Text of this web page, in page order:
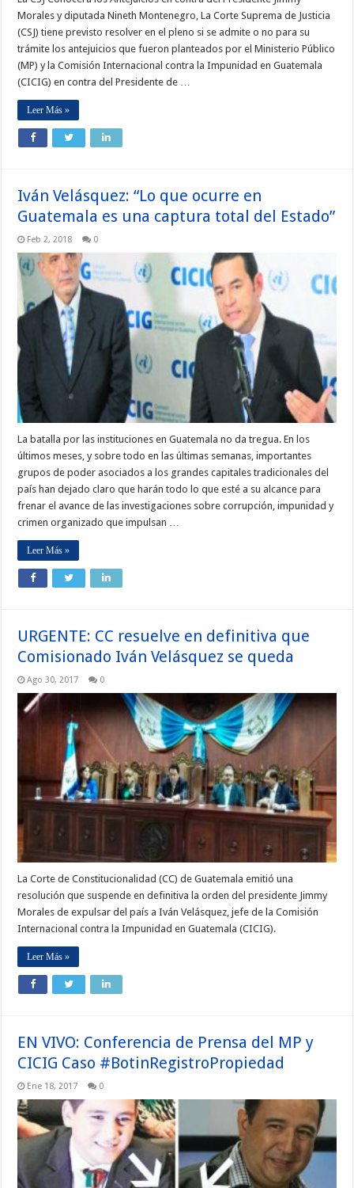
Morales y diputada Nineth Montenegro, La Corte Suprema de Justicia
(CSJ) tiene previsto resolver en el pleno si se admite o no para su
trámite los antejuicios que fueron planteados por el Ministerio Público
(MP) y la Comisión Internacional contra la Impunidad en Guatemala
(CICIG) en contra del Presidente de …
Leer Más »
Iván Velásquez: “Lo que ocurre en
Guatemala es una captura total del Estado”
Feb 2, 2018 0
La batalla por las instituciones en Guatemala no da tregua. En los
últimos meses, y sobre todo en las últimas semanas, importantes
grupos de poder asociados a los grandes capitales tradicionales del
país han dejado claro que harán todo lo que esté a su alcance para
frenar el avance de las investigaciones sobre corrupción, impunidad y
crimen organizado que impulsan …
Leer Más »
URGENTE: CC resuelve en definitiva que
Comisionado Iván Velásquez se queda
Ago 30, 2017 0
La Corte de Constitucionalidad (CC) de Guatemala emitió una
resolución que suspende en definitiva la orden del presidente Jimmy
Morales de expulsar del país a Iván Velásquez, jefe de la Comisión
Internacional contra la Impunidad en Guatemala (CICIG).
Leer Más »
EN VIVO: Conferencia de Prensa del MP y
CICIG Caso #BotinRegistroPropiedad
Ene 18, 2017 0